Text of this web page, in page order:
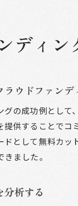
支援
クラウ
ディ
ウドファンデ
の成功例とし
提供することで
として無料カ
ました。
析する